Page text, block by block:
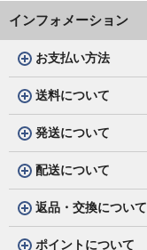
インフォメーション
お支払い方法
送料について
発送について
配送について
返品・交換について
ポイントについて